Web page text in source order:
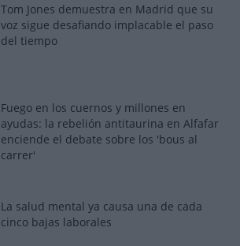
Tom Jones demuestra en Madrid que su
voz sigue desafiando implacable el paso
del tiempo
Fuego en los cuernos y millones en
ayudas: la rebelión antitaurina en Alfafar
enciende el debate sobre los 'bous al
carrer'
La salud mental ya causa una de cada
cinco bajas laborales